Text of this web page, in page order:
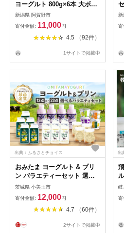
ヨーグルト 800g×6本 大ボト
ル 化粧箱 無添加 搾りたて こ
だわり生乳 濃厚 飲むヨーグ
ルト のむよーぐると モンド
セレクション ヨーグルト お
リスマス 誕生日 1B53011
新潟県 阿賀野市
寄付金額: 11,000円
4.5 （92件）
1サイトで掲載中
新
寄
出典：ふるさとチョイス
おみたま ヨーグルト & プリ
ン バラエティーセット 選べ
る 13点入り 23点入り 飲むヨ
ーグルト カスタードプリン
詰め合わせ 健康 スイーツ お
取り寄せ お菓子 ギフト 贈答
ーツ 乳酸菌飲料 低糖 低カロ
茨城県 小美玉市
寄付金額: 12,000円
4.7 （60件）
2サイトで掲載中
出
岐
寄